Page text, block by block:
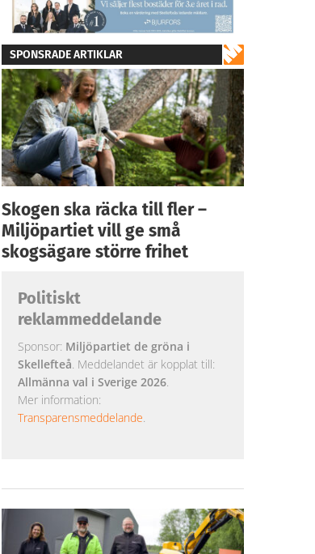
SPONSRADE ARTIKLAR
Skogen ska räcka till fler –
Miljöpartiet vill ge små
skogsägare större frihet
Politiskt
reklammeddelande
Sponsor: Miljöpartiet de gröna i
Skellefteå. Meddelandet är kopplat till:
Allmänna val i Sverige 2026.
Mer information:
Transparensmeddelande.